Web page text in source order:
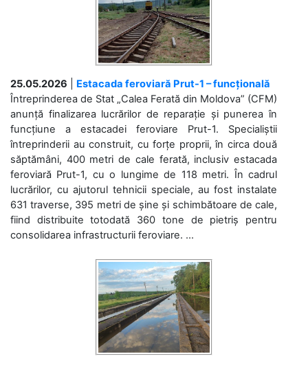
25.05.2026
Estacada feroviară Prut-1 – funcțională
Întreprinderea de Stat „Calea Ferată din Moldova” (CFM)
anunță finalizarea lucrărilor de reparație și punerea în
funcțiune a estacadei feroviare Prut-1. Specialiștii
întreprinderii au construit, cu forțe proprii, în circa două
săptămâni, 400 metri de cale ferată, inclusiv estacada
feroviară Prut-1, cu o lungime de 118 metri. În cadrul
lucrărilor, cu ajutorul tehnicii speciale, au fost instalate
631 traverse, 395 metri de șine și schimbătoare de cale,
fiind distribuite totodată 360 tone de pietriș pentru
consolidarea infrastructurii feroviare. ...